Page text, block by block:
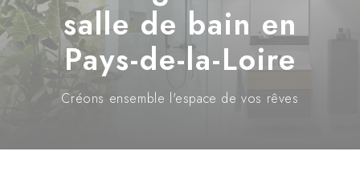
salle de bain en
Pays-de-la-Loire
Créons ensemble l'espace de vos rêves